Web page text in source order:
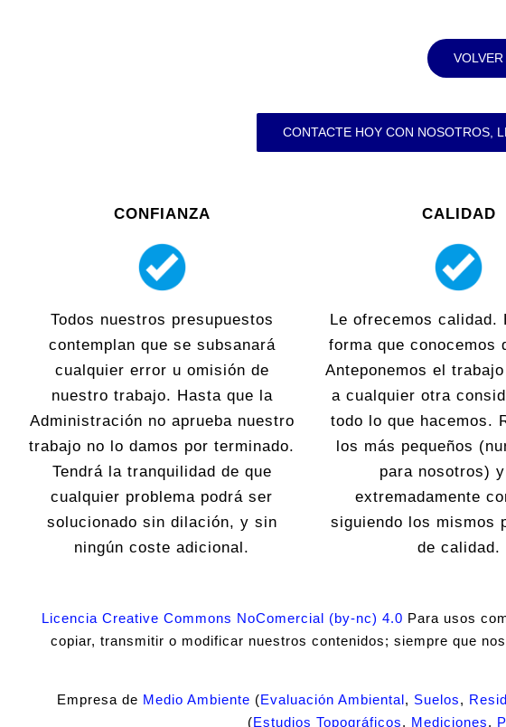
CONTACTE HOY CON NOSOTROS,
CONFIANZA
Todos nuestros presupuestos
contemplan que se subsanará
cualquier error u omisión de
nuestro trabajo. Hasta que la
Administración no aprueba nuestro
trabajo no lo damos por terminado.
Tendrá la tranquilidad de que
cualquier problema podrá ser
solucionado sin dilación, y sin
ningún coste adicional.
CALIDAD
Le ofrecemos calidad.
forma que conocemos
Anteponemos el
a cualquier otra
todo lo que hacemos.
los más pequeños
para nosotros)
extremadamente
siguiendo los mismos
de calidad.
Licencia Creative Commons NoComercial (by-nc) 4.0 Para usos
copiar, transmitir o modificar nuestros contenidos; siempre que
Empresa de Medio Ambiente (Evaluación Ambiental, Suelos,
(Estudios Topográficos, Mediciones,